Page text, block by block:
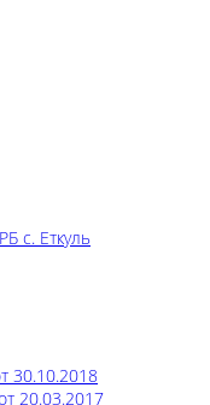
с. Еткуль
30.10.2018
20.03.2017